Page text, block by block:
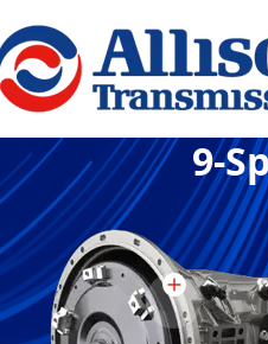
Go Home
9-